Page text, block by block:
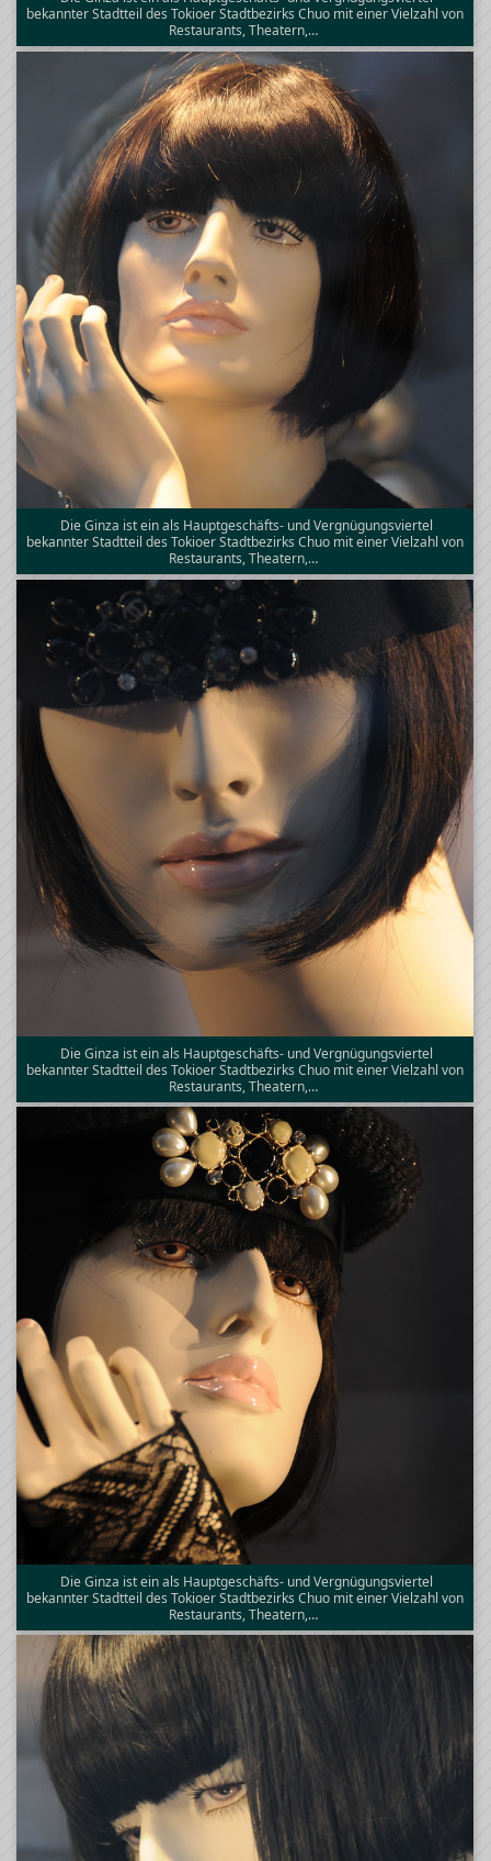
bekannter Stadtteil des Tokioer Stadtbezirks Chuo mit einer Vielzahl von
Restaurants, Theatern,…
Die Ginza ist ein als Hauptgeschäfts- und Vergnügungsviertel
bekannter Stadtteil des Tokioer Stadtbezirks Chuo mit einer Vielzahl von
Restaurants, Theatern,…
Die Ginza ist ein als Hauptgeschäfts- und Vergnügungsviertel
bekannter Stadtteil des Tokioer Stadtbezirks Chuo mit einer Vielzahl von
Restaurants, Theatern,…
Die Ginza ist ein als Hauptgeschäfts- und Vergnügungsviertel
bekannter Stadtteil des Tokioer Stadtbezirks Chuo mit einer Vielzahl von
Restaurants, Theatern,…